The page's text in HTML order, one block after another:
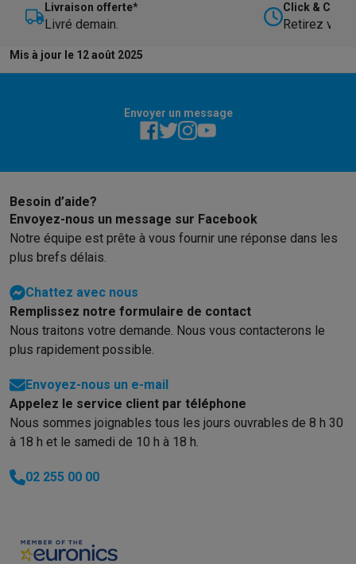
Info & actions
SoldesToutes les soldes
Soldes petit
ActionsDeals du moment
Gift card Écochèques
Réparation de votre appareil
Petit électroBeauté & santéMénageCuisinePlus...
Sport & Loisirs Choisir une montre connectée
Outlet
Toutes nos offres outlet Outlet multimedia & téléphonie
Livraison offerte*
Livré demain.
Click &
Retirez
Mis à jour le 12 août 2025
Envoyer un message
Besoin d’aide?
Envoyez-nous un message sur Facebook
Notre équipe est prête à vous fournir une réponse dans les
plus brefs délais.
Chattez avec nous
Remplissez notre formulaire de contact
Nous traitons votre demande. Nous vous contacterons le
plus rapidement possible.
Envoyez-nous un e-mail
Appelez le service client par téléphone
Nous sommes joignables tous les jours ouvrables de 8 h 30
à 18 h et le samedi de 10 h à 18 h.
02 255 00 00